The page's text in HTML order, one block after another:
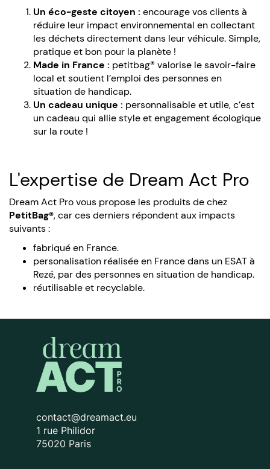
Un éco-geste citoyen : encourage vos clients à
réduire leur impact environnemental en collectant
les déchets directement dans leur véhicule. Simple,
pratique et bon pour la planète !
Made in France : petitbag® valorise le savoir-faire
local et soutient l’emploi des personnes en
situation de handicap.
Un cadeau unique : personnalisable et utile, c’est
un cadeau qui allie style et engagement écologique
sur la route !
L'expertise de Dream Act Pro
Dream Act Pro vous propose les produits de chez
PetitBag®, car ces derniers répondent aux impacts
suivants :
fabriqué en France.
personalisation réalisée en France dans un ESAT à
Rezé, par des personnes en situation de handicap.
réutilisable et recyclable.
contact@dreamact.eu
1 rue Philidor
75020 Paris